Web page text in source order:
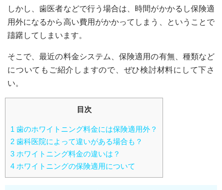
しかし、歯医者などで行う場合は、時間がかかるし保険適
用外になるから高い費用がかかってしまう、ということで
躊躇してしまいます。
そこで、最近の料金システム、保険適用の有無、種類など
についてもご紹介しますので、ぜひ検討材料にして下さ
い。
目次
1 歯のホワイトニング料金には保険適用外？
2 歯科医院によって違いがある場合も？
3 ホワイトニング料金の違いは？
4 ホワイトニングの保険適用について